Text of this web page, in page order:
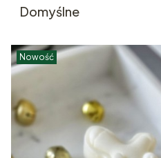
Domyślne
Nowość